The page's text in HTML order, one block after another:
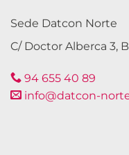
Sede Datcon Norte
C/ Doctor Alberca 3,
94 655 40 89
info@datcon-